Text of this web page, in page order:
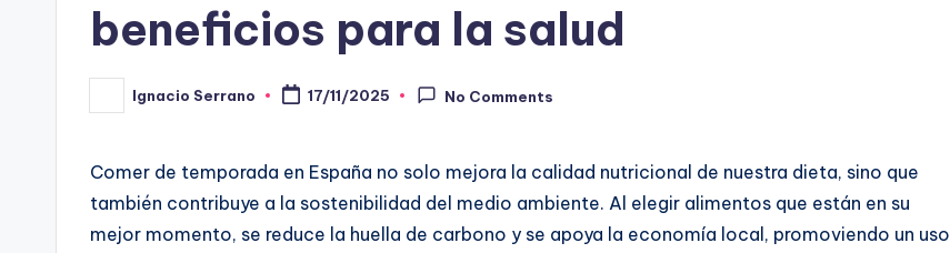
beneficios para la salud
Posted
by
Ignacio Serrano 17/11/2025 No Comments
Comer de temporada en España no solo mejora la calidad nutricional de nuestra dieta, sino que
también contribuye a la sostenibilidad del medio ambiente. Al elegir alimentos que están en su
mejor momento, se reduce la huella de carbono y se apoya la economía local, promoviendo un uso